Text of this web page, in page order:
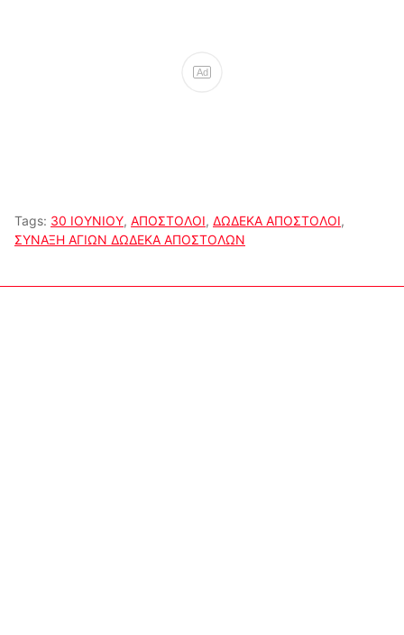
Ad
Tags: 30 ΙΟΥΝΙΟΥ, ΑΠΟΣΤΟΛΟΙ, ΔΩΔΕΚΑ ΑΠΟΣΤΟΛΟΙ,
ΣΥΝΑΞΗ ΑΓΙΩΝ ΔΩΔΕΚΑ ΑΠΟΣΤΟΛΩΝ